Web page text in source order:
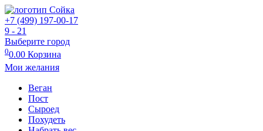
+7 (499) 197-00-17
9 - 21
Выберите город
00.00 Корзина
Мои желания
Веган
Пост
Сыроед
Похудеть